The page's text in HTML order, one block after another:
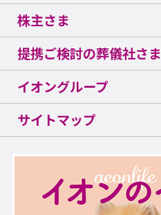
株主さま
提携ご検討の葬儀社さま
イオングループ
サイトマップ